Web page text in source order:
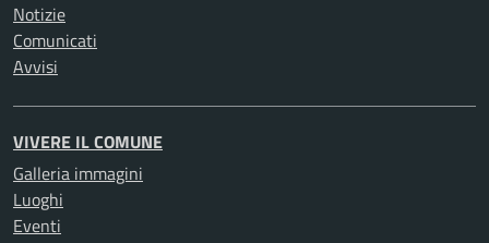
Notizie
Comunicati
Avvisi
VIVERE IL COMUNE
Galleria immagini
Luoghi
Eventi